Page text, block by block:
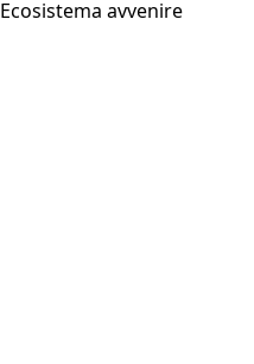
Ecosistema avvenire